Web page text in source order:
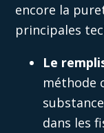
encore la
principales
Le
méthode
dans les